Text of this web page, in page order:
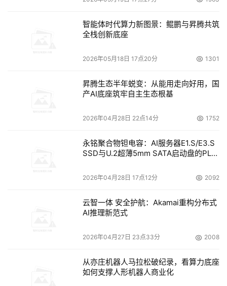
全性和协作性。最新推出的Latitude 系列，搭载英特尔®酷
Ultra处理器，集成Windows Studio Effects、Dell
Optimizer等领先AI功能，在背景效果、眼神交流、自动取
景及智能调优等多方面增强会议和日常办公协作表现和体
AI多能协作与戴尔Latitude 9450
同时，凭借其强大的AI算力（可实现34TOPs算力）和场景
模型定向优化，配合端侧模型，全新Latitude 系列可为用
伴、用机问答等功能，成为专业创作者的实时高效智能助
理，助其快速执行AI工作负载，事半功倍，收获高质量创意
智能体时代算力新图景：鲲鹏与昇腾共筑
全栈创新底座
2026年05月18日 17点20分 1301
昇腾生态半年蜕变：从能用走向好用，国
产AI底座筑牢自主生态根基
2026年04月28日 22点14分 1752
永铭聚合物钽电容：AI服务器E1.S/E3.S
SSD与U.2超薄5mm SATA启动盘的PLP
2026年04月28日 17点12分 2092
云智一体 安全护航：Akamai重构分布式
AI推理新范式
2026年04月27日 23点33分 2008
从亦庄机器人马拉松破纪录，看算力底座
如何支撑人形机器人商业化